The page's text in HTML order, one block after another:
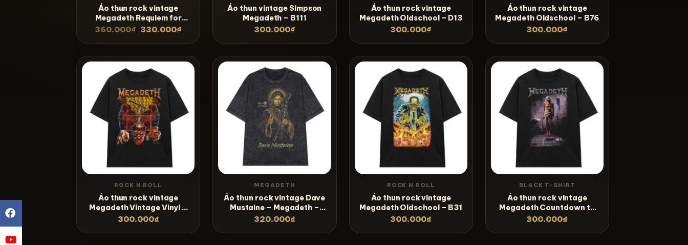
Áo thun rock vintage
Megadeth Requiem for
Time – B125
360.000₫ 330.000₫
Áo thun vintage Simpson
Megadeth – B111
300.000₫
Áo thun rock vintage
Megadeth Oldschool – D13
300.000₫
Áo thun rock vintage
Megadeth Oldschool – B76
300.000₫
ROCK N ROLL
Áo thun rock vintage
Megadeth Vintage Vinyl –
B54
300.000₫
MEGADETH
Áo thun rock vintage Dave
Mustaine – Megadeth –
WS15
320.000₫
ROCK N ROLL
Áo thun rock vintage
Megadeth Oldschool – B31
300.000₫
BLACK T-SHIRT
Áo thun rock vintage
Megadeth Countdown to
Extinction – B30
300.000₫